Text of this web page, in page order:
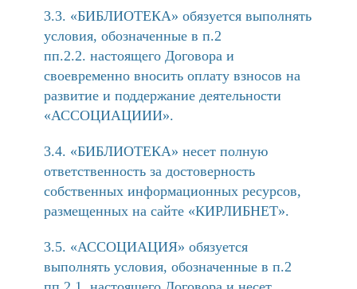
3.3. «БИБЛИОТЕКА» обязуется выполнять
условия, обозначенные в п.2
пп.2.2. настоящего Договора и
своевременно вносить оплату взносов на
развитие и поддержание деятельности
«АССОЦИАЦИИИ».
3.4. «БИБЛИОТЕКА» несет полную
ответственность за достоверность
собственных информационных ресурсов,
размещенных на сайте «КИРЛИБНЕТ».
3.5. «АССОЦИАЦИЯ» обязуется
выполнять условия, обозначенные в п.2